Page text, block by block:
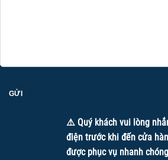
⚠️ Quý khách vui lòng
điện trước khi đến cửa
được phục vụ nhanh